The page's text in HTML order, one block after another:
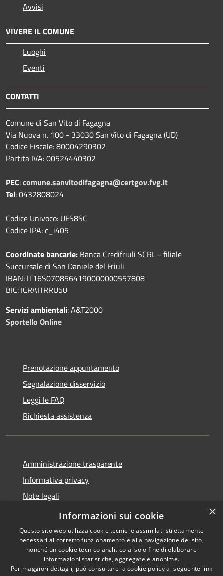
Avvisi
VIVERE IL COMUNE
Luoghi
Eventi
CONTATTI
Comune di San Vito di Fagagna
Via Nuova n. 100 - 33030 San Vito di Fagagna (UD)
Codice Fiscale: 80004290302
Partita IVA: 00524440302
PEC:comune.sanvitodifagagna@certgov.fvg.it
Tel: 0432808024
Codice Univoco: UFS8SC
Codice IPA: c_i405
Coordinate bancarie: Banca Credifriuli SCRL - filiale
Succursale di San Daniele del Friuli
IBAN: IT16S0708564190000000557808
BIC: ICRAITRRU50
Servizi ambientali: A&T2000
Sportello Online
Prenotazione appuntamento
Segnalazione disservizio
Leggi le FAQ
Richiesta assistenza
Amministrazione trasparente
Informativa privacy
Note legali
Dichiarazione di accessibilità
Copyright © 2026 • Comune di
San Vito di Fagagna • Powered
×
Informazioni sui cookie
Questo sito web utilizza cookie tecnici e assimilati strettamente
necessari al corretto funzionamento e alla navigazione del sito,
nonché un cookie tecnico analitico al solo fine di elaborare
informazioni statistiche, aggregate e anonime.
Per maggiori dettagli, può consultare la cookie policy al seguente link